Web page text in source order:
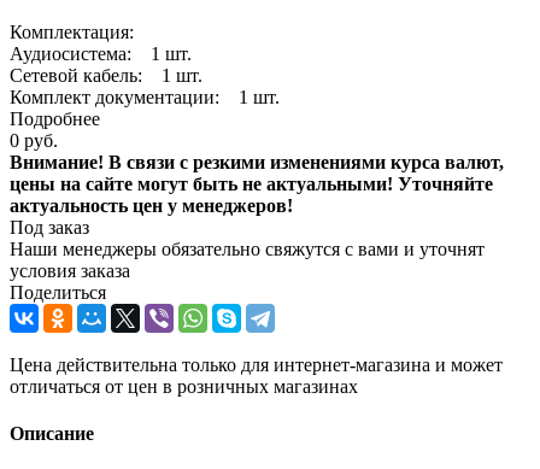
Комплектация:
Аудиосистема: 1 шт.
Сетевой кабель: 1 шт.
Комплект документации: 1 шт.
Подробнее
0 руб.
Внимание! В связи с резкими изменениями курса валют,
цены на сайте могут быть не актуальными! Уточняйте
актуальность цен у менеджеров!
Под заказ
Наши менеджеры обязательно свяжутся с вами и уточнят
условия заказа
Поделиться
Цена действительна только для интернет-магазина и может
отличаться от цен в розничных магазинах
Описание